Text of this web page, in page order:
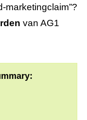
marketingclaim”?
van AG1